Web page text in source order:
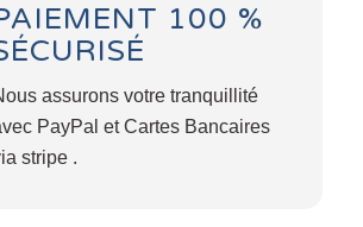
100 %
assurons votre tranquillité
PayPal et Cartes Bancaires
stripe .